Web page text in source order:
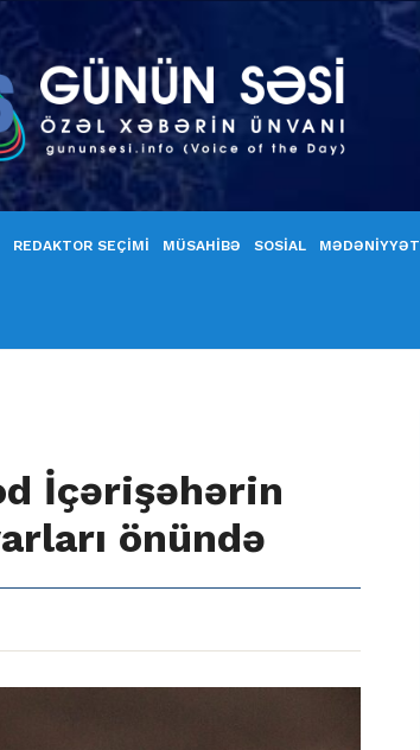
REDAKTOR SEÇİMİ MÜSAHİBƏ SOSİAL MƏDƏNİYYƏT
İçərişəhərin
önündə